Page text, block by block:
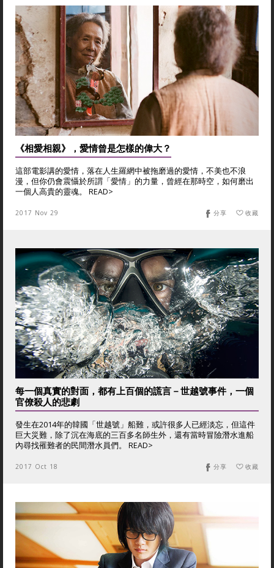
《相愛相親》，愛情曾是怎樣的偉大？
這部電影講的愛情，落在人生羅網中被拖磨過的愛情，不美也不浪
漫，但你仍會震懾於所謂「愛情」的力量，曾經在那時空，如何磨出
一個人高貴的靈魂。 READ>
2017 Nov 29 收藏
分享
每一個真實的對面，都有上百個的謊言－世越號事件，一個
官僚殺人的悲劇
發生在2014年的韓國「世越號」船難，或許很多人已經淡忘，但這件
巨大災難，除了沉在海底的三百多名師生外，還有當時冒險潛水進船
內尋找罹難者的民間潛水員們。 READ>
2017 Oct 18 收藏
分享